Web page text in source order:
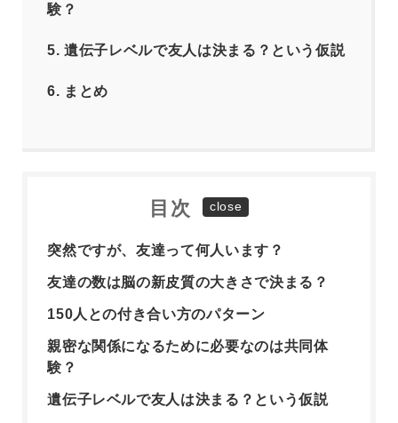
験？
5. 遺伝子レベルで友人は決まる？という仮説
6. まとめ
目次
突然ですが、友達って何人います？
友達の数は脳の新皮質の大きさで決まる？
150人との付き合い方のパターン
親密な関係になるために必要なのは共同体
験？
遺伝子レベルで友人は決まる？という仮説